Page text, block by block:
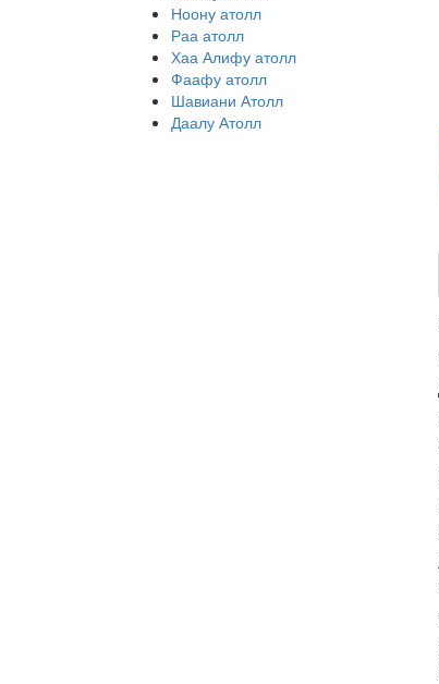
Ноону атолл
Раа атолл
Хаа Алифу атолл
Фаафу атолл
Шавиани Атолл
Даалу Атолл